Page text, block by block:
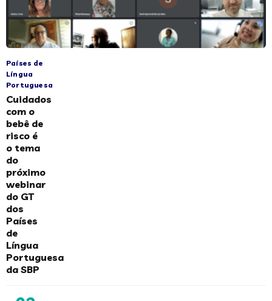
Países de
Língua
Portuguesa
Cuidados
com o
bebê de
risco é
o tema
do
próximo
webinar
do GT
dos
Países
de
Língua
Portuguesa
da SBP